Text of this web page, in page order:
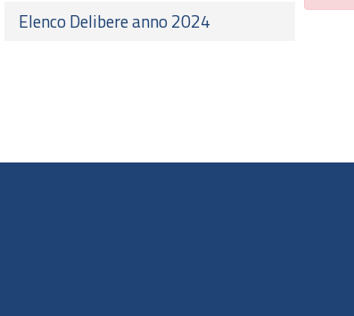
Elenco Delibere anno 2024